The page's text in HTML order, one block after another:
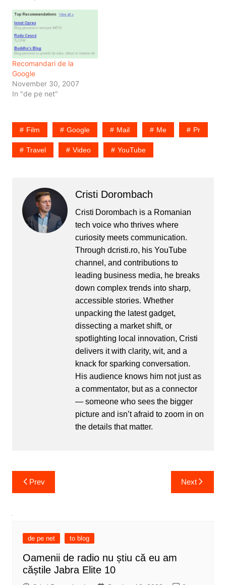
Recomandari de la
Google
November 30, 2007
In "de pe net"
Film Google Mail Me Pr
Travel Video YouTube
Cristi Dorombach
Cristi Dorombach is a Romanian
tech voice who thrives where
curiosity meets communication.
Through dcristi.ro, his YouTube
channel, and contributions to
leading business media, he breaks
down complex trends into sharp,
accessible stories. Whether
unpacking the latest gadget,
dissecting a market shift, or
spotlighting local innovation, Cristi
delivers it with clarity, wit, and a
knack for sparking conversation.
His audience knows him not just as
a commentator, but as a connector
— someone who sees the bigger
picture and isn’t afraid to zoom in on
the details that matter.
Post
navigation
Prev Next
de pe net to blog
Oamenii de radio nu știu că eu am
căștile Jabra Elite 10